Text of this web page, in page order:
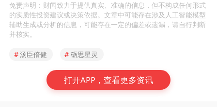
免责声明：财闻致力于提供真实、准确的信息，但不构成任何形式
的实质性投资建议或决策依据。文章中可能存在涉及人工智能模型
辅助生成或分析的信息，可能存在一定的偏差或遗漏，请自行判断
并核实。
#汤臣倍健 # 砺思星灵
打开APP，查看更多资讯